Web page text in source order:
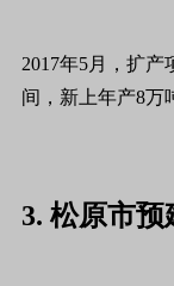
2017年5月，扩
间，新上年产8万
3. 松原市预